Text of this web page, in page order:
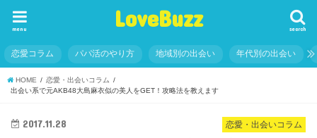
LoveBuzz search
menu
恋愛コラム パパ活のやり方 地域別の出会い 年代別の出会い
HOME
恋愛・出会いコラム
出会い系で元AKB48大島麻衣似の美人をGET！攻略法を教えます
恋愛・出会いコラム
2017.11.28